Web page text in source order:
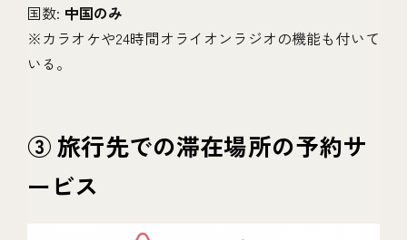
国数: 中国のみ
※カラオケや24時間オライオンラジオの機能も付いて
いる。
③ 旅行先での滞在場所の予約サ
ービス